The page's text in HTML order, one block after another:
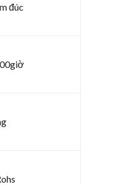
đúc